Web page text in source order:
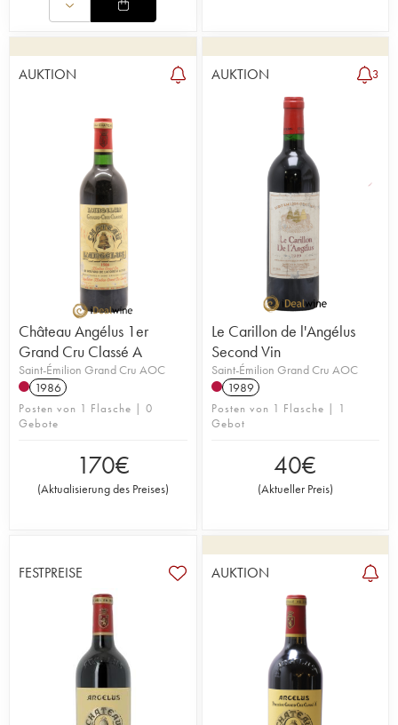
AUKTION
Château Angélus 1er
Grand Cru Classé A
Saint-Émilion Grand Cru AOC
1986
Posten von 1 Flasche | 0
Gebote
170€
(Aktualisierung des Preises)
AUKTION 3
Le Carillon de l'Angélus
Second Vin
Saint-Émilion Grand Cru AOC
1989
Posten von 1 Flasche | 1
Gebot
40€
(Aktueller Preis)
FESTPREISE AUKTION